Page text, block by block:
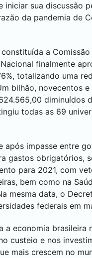
iniciar sua discussão
da pandemia de
a
finalmente
totalizando uma
bilhão, novecentos
todas as 69
impasse entre
gastos obrigatórios,
para 2021, com
bem como na
mesma data, o
federais em
a economia
custeio e nos
mais crescem no